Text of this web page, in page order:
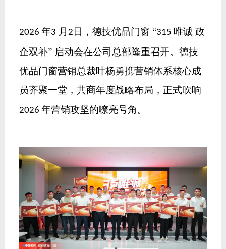
2026 年3 月 2 日，德技优品门窗 “315 唯诚 政
企双补” 启动会在公司总部隆重召开。 德技
优品门窗营销总裁叶杨勇携营销体系核心成
员齐聚一堂，共商年度战略布局，正式吹响
2026 年营销攻坚的嘹亮号角。